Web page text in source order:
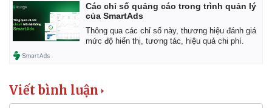
Tỷ giá
Giá cà phê
Các chỉ số quảng cáo trong trình quản lý
của SmartAds
Thông qua các chỉ số này, thương hiệu đánh giá
mức độ hiển thị, tương tác, hiệu quả chi phí.
Viết bình luận